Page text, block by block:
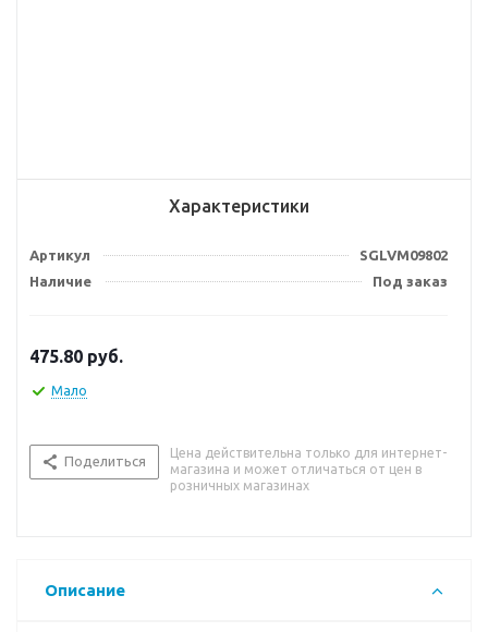
Характеристики
Артикул
SGLVM09802
Наличие
Под заказ
475.80 руб.
Мало
Поделиться
Цена действительна только для интернет-
магазина и может отличаться от цен в
розничных магазинах
Описание